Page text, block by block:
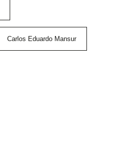
Carlos Eduardo Mansur